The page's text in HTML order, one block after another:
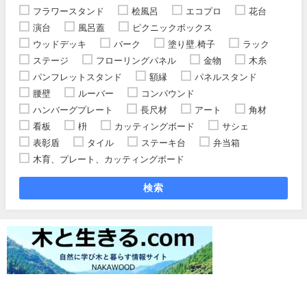
フラワースタンド
桧風呂 エコプロ
花台
演台
風呂蓋
ピクニックボックス
ウッドデッキ
バーク 塗り壁.椅子
ラック
ステージ
フローリングパネル 金物
木糸
パンフレットスタンド
額縁
パネルスタンド
腰壁
ルーバー
コンパウンド
ハンバーグプレート
長尺材 アート
角材
看板
枡 カッティングボード
サシェ
表彰盾
タイル ステーキ台
弁当箱
木育、プレート、カッティングボード
検索